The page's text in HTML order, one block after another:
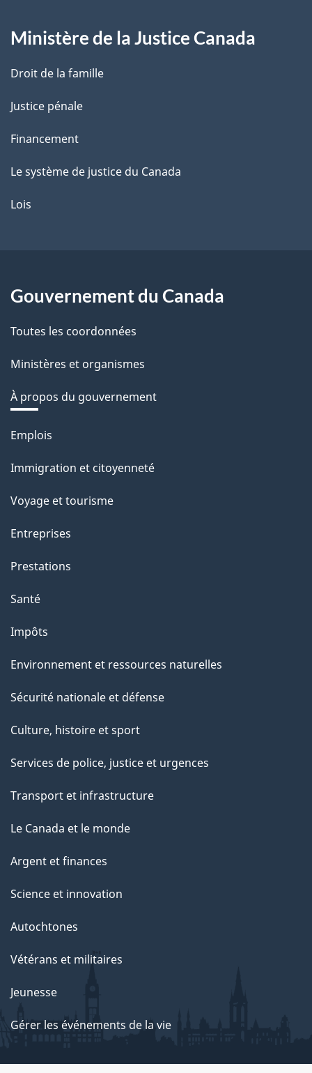
e
Ministère de la Justice Canada
Droit de la famille
Justice pénale
Financement
Le système de justice du Canada
Lois
Gouvernement du Canada
Toutes les coordonnées
Ministères et organismes
À propos du gouvernement
Thèmes
sujets
Emplois
Immigration et citoyenneté
Voyage et tourisme
Entreprises
Prestations
Santé
Impôts
Environnement et ressources naturelles
Sécurité nationale et défense
Culture, histoire et sport
Services de police, justice et urgences
Transport et infrastructure
Le Canada et le monde
Argent et finances
Science et innovation
Autochtones
Vétérans et militaires
Jeunesse
Gérer les événements de la vie